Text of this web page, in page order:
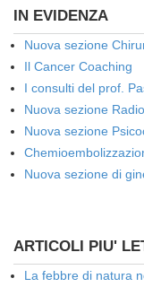
IN EVIDENZA
Nuova sezione
Il Cancer Coaching
I consulti del prof.
Nuova sezione
Nuova sezione
Nuova sezione di
ARTICOLI PIU'
La febbre di natura